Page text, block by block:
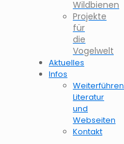
Wildbienen
Projekte
für
die
Vogelwelt
Aktuelles
Infos
Literatur
und
Webseiten
Kontakt